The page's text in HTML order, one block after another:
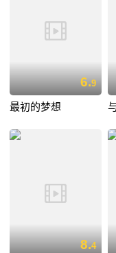
6.9
最初的梦想
8.4